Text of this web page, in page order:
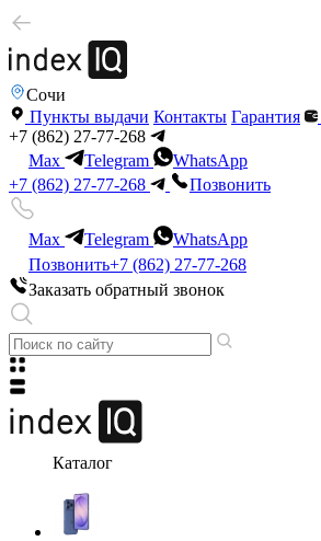
Сочи
Пункты выдачи Контакты Гарантия
+7 (862) 27-77-268
Max
Telegram
WhatsApp
+7 (862) 27-77-268
Позвонить
Max Telegram
WhatsApp
Позвонить+7 (862) 27-77-268
Заказать обратный звонок
Каталог